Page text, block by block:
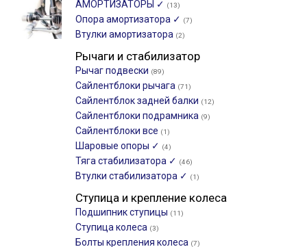
АМОРТИЗАТОРЫ ✓ (13)
Опора амортизатора ✓ (7)
Втулки амортизатора (2)
Рычаги и стабилизатор
Рычаг подвески (89)
Сайлентблоки рычага (71)
Сайлентблок задней балки (12)
Сайлентблоки подрамника (9)
Сайлентблоки все (1)
Шаровые опоры ✓ (4)
Тяга стабилизатора ✓ (46)
Втулки стабилизатора ✓ (1)
Ступица и крепление колеса
Подшипник ступицы (11)
Ступица колеса (3)
Болты крепления колеса (7)